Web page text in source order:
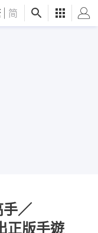
简
手／
正版手遊